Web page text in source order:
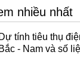
nhiều nhất
Dự tính tiêu thụ
Bắc - Nam và số